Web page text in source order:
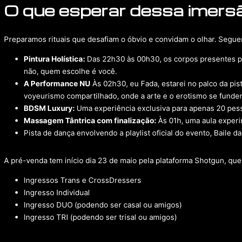
O que esperar dessa
Preparamos rituais que desafiam o óbvio e convidam o olhar.
Pintura Holística: Das 22h30 às 00h30, os corpos presentes
não, quem escolhe é você.
A Performance NU Às 02h30, eu Fada, estarei no palco da
voyeurismo compartilhado, onde a arte e o erotismo se
BDSM Luxury: Uma experiência exclusiva para apenas 20
Massagem Tântrica com finalização: Às 01h, uma aula
Pista de dança envolvendo a playlist oficial do evento, Baile
A pré-venda tem início dia 23 de maio pela plataforma Shotgun,
Ingressos Trans e CrossDressers
Ingresso Individual
Ingresso DUO (podendo ser casal ou amigos)
Ingresso TRI (podendo ser trisal ou amigos)